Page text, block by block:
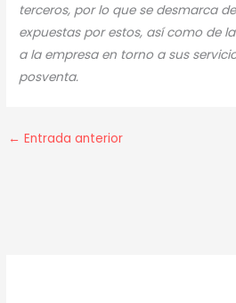
terceros, por lo que se desmarca
expuestas por estos, así como de
a la empresa en torno a sus
posventa.
← Entrada anterior